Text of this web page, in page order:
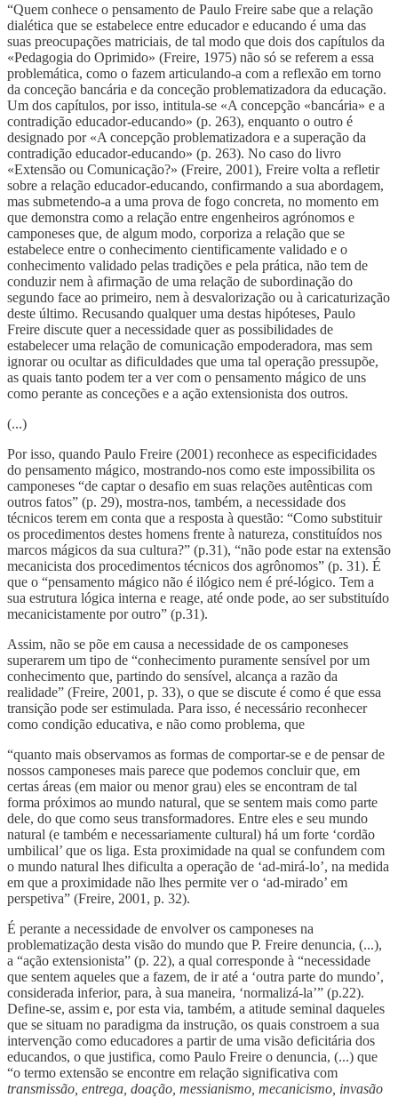
“Quem conhece o pensamento de Paulo Freire sabe que a relação
dialética que se estabelece entre educador e educando é uma das
suas preocupações matriciais, de tal modo que dois dos capítulos da
«Pedagogia do Oprimido» (Freire, 1975) não só se referem a essa
problemática, como o fazem articulando-a com a reflexão em torno
da conceção bancária e da conceção problematizadora da educação.
Um dos capítulos, por isso, intitula-se «A concepção «bancária» e a
contradição educador-educando» (p. 263), enquanto o outro é
designado por «A concepção problematizadora e a superação da
contradição educador-educando» (p. 263). No caso do livro
«Extensão ou Comunicação?» (Freire, 2001), Freire volta a refletir
sobre a relação educador-educando, confirmando a sua abordagem,
mas submetendo-a a uma prova de fogo concreta, no momento em
que demonstra como a relação entre engenheiros agrónomos e
camponeses que, de algum modo, corporiza a relação que se
estabelece entre o conhecimento cientificamente validado e o
conhecimento validado pelas tradições e pela prática, não tem de
conduzir nem à afirmação de uma relação de subordinação do
segundo face ao primeiro, nem à desvalorização ou à caricaturização
deste último. Recusando qualquer uma destas hipóteses, Paulo
Freire discute quer a necessidade quer as possibilidades de
estabelecer uma relação de comunicação empoderadora, mas sem
ignorar ou ocultar as dificuldades que uma tal operação pressupõe,
as quais tanto podem ter a ver com o pensamento mágico de uns
como perante as conceções e a ação extensionista dos outros.
(...)
Por isso, quando Paulo Freire (2001) reconhece as especificidades
do pensamento mágico, mostrando-nos como este impossibilita os
camponeses “de captar o desafio em suas relações autênticas com
outros fatos” (p. 29), mostra-nos, também, a necessidade dos
técnicos terem em conta que a resposta à questão: “Como substituir
os procedimentos destes homens frente à natureza, constituídos nos
marcos mágicos da sua cultura?” (p.31), “não pode estar na extensão
mecanicista dos procedimentos técnicos dos agrônomos” (p. 31). É
que o “pensamento mágico não é ilógico nem é pré-lógico. Tem a
sua estrutura lógica interna e reage, até onde pode, ao ser substituído
mecanicistamente por outro” (p.31).
Assim, não se põe em causa a necessidade de os camponeses
superarem um tipo de “conhecimento puramente sensível por um
conhecimento que, partindo do sensível, alcança a razão da
realidade” (Freire, 2001, p. 33), o que se discute é como é que essa
transição pode ser estimulada. Para isso, é necessário reconhecer
como condição educativa, e não como problema, que
“quanto mais observamos as formas de comportar-se e de pensar de
nossos camponeses mais parece que podemos concluir que, em
certas áreas (em maior ou menor grau) eles se encontram de tal
forma próximos ao mundo natural, que se sentem mais como parte
dele, do que como seus transformadores. Entre eles e seu mundo
natural (e também e necessariamente cultural) há um forte ‘cordão
umbilical’ que os liga. Esta proximidade na qual se confundem com
o mundo natural lhes dificulta a operação de ‘ad-mirá-lo’, na medida
em que a proximidade não lhes permite ver o ‘ad-mirado’ em
perspetiva” (Freire, 2001, p. 32).
É perante a necessidade de envolver os camponeses na
problematização desta visão do mundo que P. Freire denuncia, (...),
a “ação extensionista” (p. 22), a qual corresponde à “necessidade
que sentem aqueles que a fazem, de ir até a ‘outra parte do mundo’,
considerada inferior, para, à sua maneira, ‘normalizá-la’” (p.22).
Define-se, assim e, por esta via, também, a atitude seminal daqueles
que se situam no paradigma da instrução, os quais constroem a sua
intervenção como educadores a partir de uma visão deficitária dos
educandos, o que justifica, como Paulo Freire o denuncia, (...) que
“o termo extensão se encontre em relação significativa com
transmissão, entrega, doação, messianismo, mecanicismo, invasão